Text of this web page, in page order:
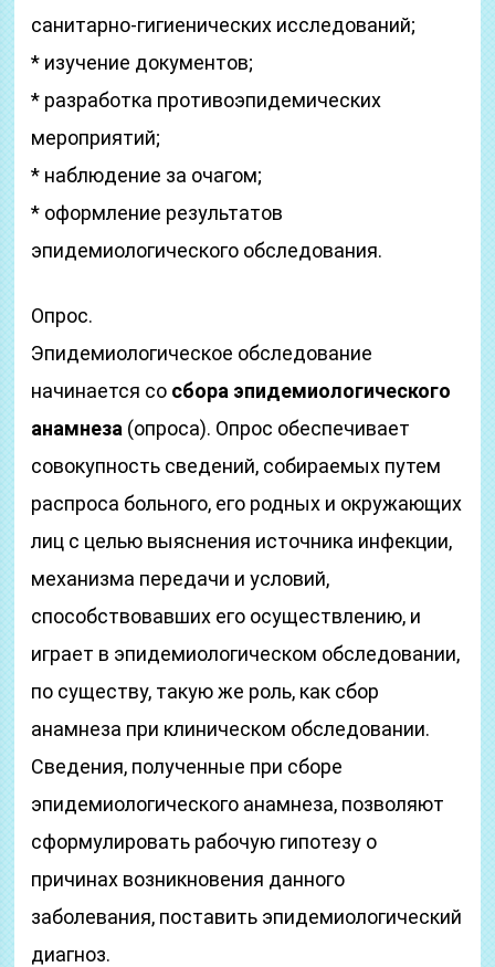
санитарно-гигиенических исследований;
* изучение документов;
* разработка противоэпидемических
мероприятий;
* наблюдение за очагом;
* оформление результатов
эпидемиологического обследования.
Опрос.
Эпидемиологическое обследование
начинается со сбора эпидемиологического
анамнеза (опроса). Опрос обеспечивает
совокупность сведений, собираемых путем
распроса больного, его родных и окружающих
лиц с целью выяснения источника инфекции,
механизма передачи и условий,
способствовавших его осуществлению, и
играет в эпидемиологическом обследовании,
по существу, такую же роль, как сбор
анамнеза при клиническом обследовании.
Сведения, полученные при сборе
эпидемиологического анамнеза, позволяют
сформулировать рабочую гипотезу о
причинах возникновения данного
заболевания, поставить эпидемиологический
диагноз.